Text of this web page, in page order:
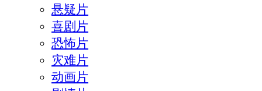
悬疑片
喜剧片
恐怖片
灾难片
动画片